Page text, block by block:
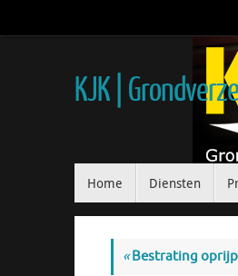
KJK |
Home Diensten
«Bestrating